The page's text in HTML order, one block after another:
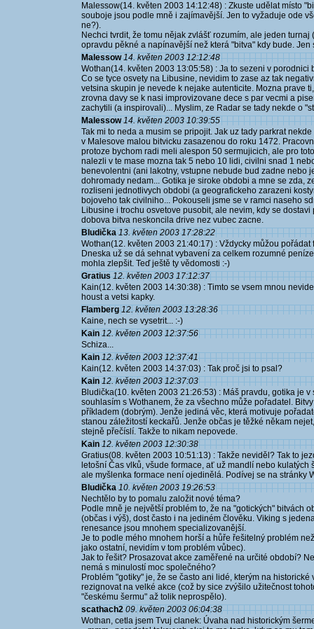
Malessow(14. květen 2003 14:12:48) : Zkuste udělat místo
souboje jsou podle mně i zajímavější. Jen to vyžaduje ode
ne?).
Nechci tvrdit, že tomu nějak zvlášť rozumím, ale jeden
opravdu pěkné a napínavější než která "bitva" kdy bude.
Malessow 14. květen 2003 12:12:48
Wothan(14. květen 2003 13:05:58) : Ja to sezeni v porodnici
Co se tyce osvety na Libusine, nevidim to zase az tak
vetsina skupin je nevede k nejake autenticite. Mozna prave
zrovna davy se k nasi improvizovane dece s par vecmi a
zachytili (a inspirovali)... Myslim, ze Radar se tady nekde o
Malessow 14. květen 2003 10:39:55
Tak mi to neda a musim se pripojit. Jak uz tady parkrat
v Malesove malou bitvicku zasazenou do roku 1472.
protoze bychom radi meli alespon 50 sermujicich, ale pro
nalezli v te mase mozna tak 5 nebo 10 lidi, civilni snad 1
benevolentni (ani lakotny, vstupne nebude bud zadne nebo
dohromady nedam... Gotika je siroke obdobi a mne se zda,
rozliseni jednotlivych obdobi (a geografickeho zarazeni
bojoveho tak civilniho... Pokouseli jsme se v ramci naseho
Libusine i trochu osvetove pusobit, ale nevim, kdy se
dobova bitva neskoncila drive nez vubec zacne.
Bludička 13. květen 2003 17:28:22
Wothan(12. květen 2003 21:40:17) : Vždycky můžou
Dneska už se dá sehnat vybavení za celkem rozumné
mohla zlepšit. Teď ještě ty vědomosti :-)
Gratius 12. květen 2003 17:12:37
Kain(12. květen 2003 14:30:38) : Timto se vsem mnou
houst a vetsi kapky.
Flamberg 12. květen 2003 13:28:36
Kaine, nech se vysetrit... :-)
Kain 12. květen 2003 12:37:56
Schiza...
Kain 12. květen 2003 12:37:41
Kain(12. květen 2003 14:37:03) : Tak proč jsi to psal?
Kain 12. květen 2003 12:37:03
Bludička(10. květen 2003 21:26:53) : Máš pravdu, gotika je
souhlasím s Wothanem, že za všechno může pořadatel.
příkladem (dobrým). Jenže jediná věc, která motivuje
stanou záležitostí keckařů. Jenže občas je těžké někam
stejně přečíslí. Takže to nikam nepovede.
Kain 12. květen 2003 12:30:38
Gratius(08. květen 2003 10:51:13) : Takže neviděl? Tak to
letošní Čas vlků, všude formace, ať už mandlí nebo
ale myšlenka formace není ojedinělá. Podívej se na stránky
Bludička 10. květen 2003 19:26:53
Nechtělo by to pomalu založit nové téma?
Podle mně je největší problém to, že na "gotických" bitvách
(občas i výš), dost často i na jediném člověku. Viking s
renesance jsou mnohem specializovanější.
Je to podle mého mnohem horší a hůře řešitelný problém
jako ostatní, nevidím v tom problém vůbec).
Jak to řešit? Prosazovat akce zaměřené na určité období?
nemá s minulostí moc společného?
Problém "gotiky" je, že se často ani lidé, kterým na
rezignovat na velké akce (což by sice zvýšilo užitečnost
"českému šermu" až tolik neprospělo).
scathach2 09. květen 2003 06:04:38
Wothan, cetla jsem Tvuj clanek: Úvaha nad historickým